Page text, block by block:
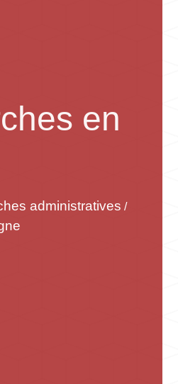
en
administratives /